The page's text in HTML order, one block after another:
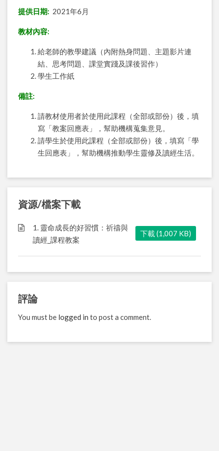
提供日期: 2021年6月
教材內容:
給老師的教學建議（內附熱身問題、主題影片連
結、思考問題、課堂實踐及課後習作）
學生工作紙
備註:
請教材使用者於使用此課程（全部或部份）後，填
寫「教案回應表」，幫助機構蒐集意見。
請學生於使用此課程（全部或部份）後，填寫「學
生回應表」，幫助機構推動學生靈修及讀經生活。
資源/檔案下載
1. 靈命成長的好習慣：祈禱與
讀經_課程教案
下載 (1,007 KB)
評論
You must be logged in to post a comment.